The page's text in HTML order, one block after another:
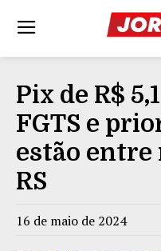
Pix de R$
FGTS e
estão entre
RS
16 de maio de 2024